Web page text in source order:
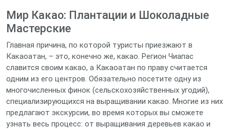
Мир Какао: Плантации и Шоколадные
Мастерские
Главная причина, по которой туристы приезжают в
Какаоатан, – это, конечно же, какао. Регион Чиапас
славится своим какао, а Какаоатан по праву считается
одним из его центров. Обязательно посетите одну из
многочисленных финок (сельскохозяйственных угодий),
специализирующихся на выращивании какао. Многие из них
предлагают экскурсии, во время которых вы сможете
узнать весь процесс: от выращивания деревьев какао и